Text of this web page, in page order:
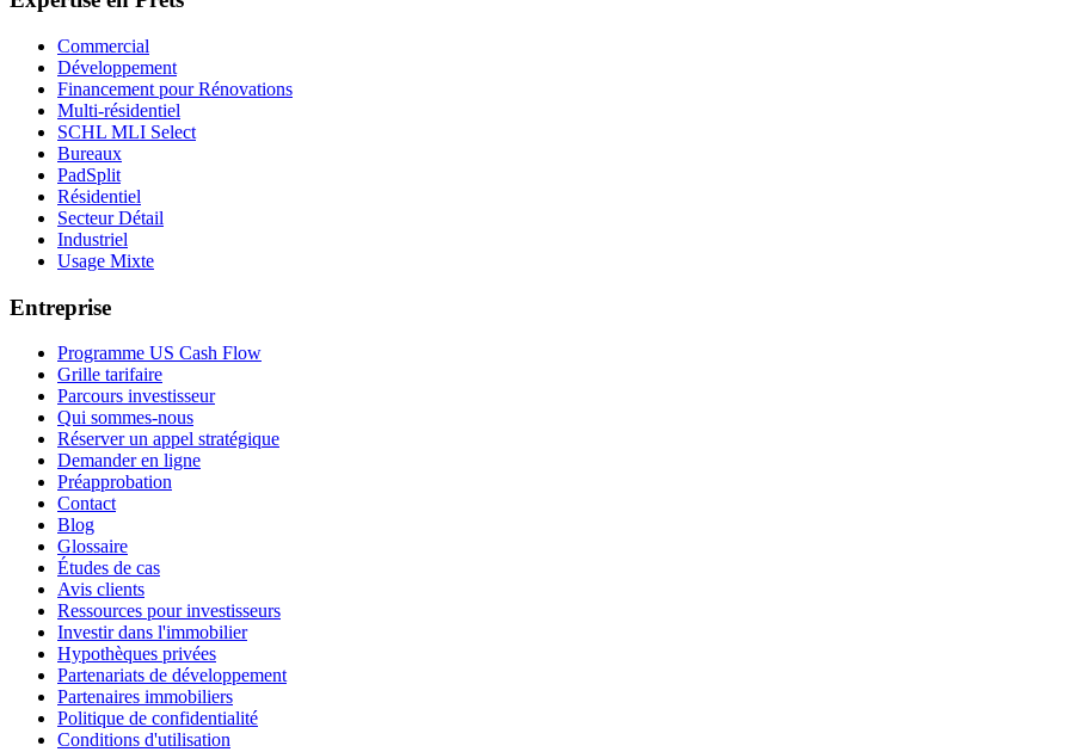
Commercial
Développement
Financement pour Rénovations
Multi-résidentiel
SCHL MLI Select
Bureaux
PadSplit
Résidentiel
Secteur Détail
Industriel
Usage Mixte
Entreprise
Programme US Cash Flow
Grille tarifaire
Parcours investisseur
Qui sommes-nous
Réserver un appel stratégique
Demander en ligne
Préapprobation
Contact
Blog
Glossaire
Études de cas
Avis clients
Ressources pour investisseurs
Investir dans l'immobilier
Hypothèques privées
Partenariats de développement
Partenaires immobiliers
Politique de confidentialité
Conditions d'utilisation